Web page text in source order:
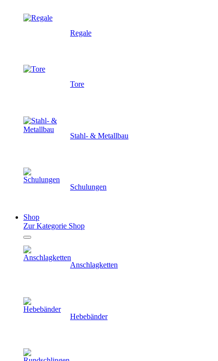
Regale
Tore
Stahl- & Metallbau
Schulungen
Shop
Zur Kategorie Shop
Anschlagketten
Hebebänder